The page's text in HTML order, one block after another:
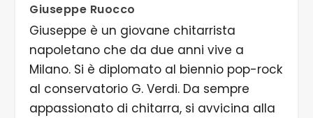
Giuseppe Ruocco
Giuseppe è un giovane chitarrista
napoletano che da due anni vive a
Milano. Si è diplomato al biennio pop-rock
al conservatorio G. Verdi. Da sempre
appassionato di chitarra, si avvicina alla